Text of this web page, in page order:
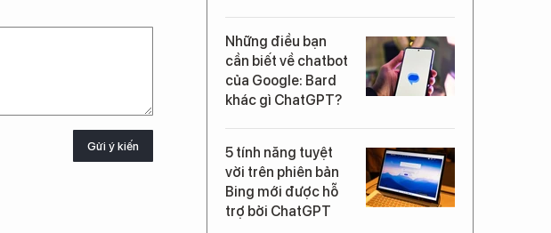
Gửi ý kiến
Những điều bạn
cần biết về chatbot
của Google: Bard
khác gì ChatGPT?
5 tính năng tuyệt
vời trên phiên bản
Bing mới được hỗ
trợ bởi ChatGPT